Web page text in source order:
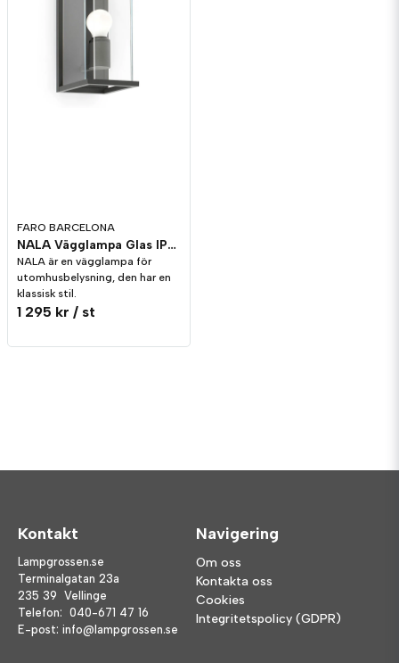
FARO BARCELONA
NALA Vägglampa Glas IP54
NALA är en vägglampa för
utomhusbelysning, den har en
klassisk stil.
1 295 kr / st
Kontakt
Lampgrossen.se
Terminalgatan 23a
235 39 Vellinge
Telefon: 040-671 47 16
E-post: info@lampgrossen.se
Navigering
Om oss
Kontakta oss
Cookies
Integritetspolicy (GDPR)